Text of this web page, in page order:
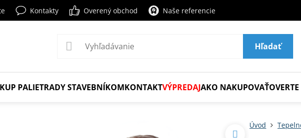
Kontakty Overený obchod Naše referencie
Hľadať
PALIETRADY STAVEBNÍKOMKONTAKTVÝPREDAJAKO NAKUPOVAŤ
Úvod